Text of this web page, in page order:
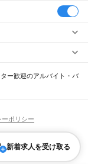
菊川市伊豆の国市
西富士宮駅沼久保駅
）・バーテンダー
ャー）
国人活躍中
ー歓迎のアルバイト・バ
新着求人を受け取る
ポリシー